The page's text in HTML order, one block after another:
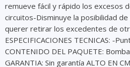
remueve fácil y rápido los excesos
circuitos-Disminuye la posibilidad
querer retirar los excedentes de
ESPECIFICACIONES TECNICAS: -
CONTENIDO DEL PAQUETE:
GARANTIA: Sin garantía ALTO EN